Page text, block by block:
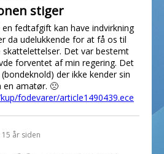
stiger
fedtafgift kan have indvirkning
da udelukkende for at få os til
skattelettelser. Det var bestemt
forventet af min regering. Det
der ikke kender sin
en amatør. 🙁
fodevarer/article1490439.ece
år siden